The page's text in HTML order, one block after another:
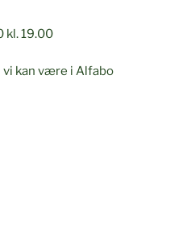
kl. 19.00
kan være i Alfabo